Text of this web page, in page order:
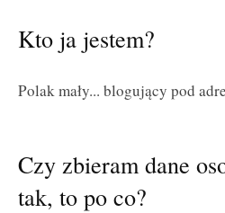
Kto ja jestem?
Polak mały... blogujący pod
Czy zbieram dane
tak, to po co?